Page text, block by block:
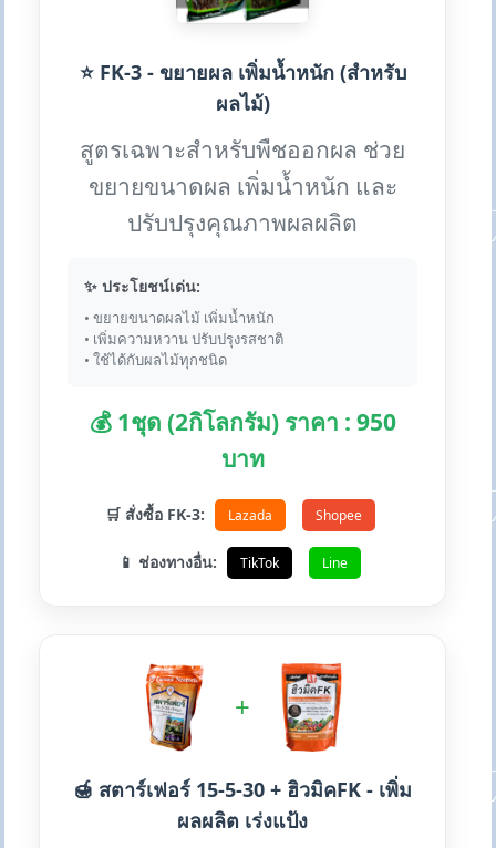
⭐ FK-3 - ขยายผล เพิ่มน้ำหนัก (สำหรับ
ผลไม้)
สูตรเฉพาะสำหรับพืชออกผล ช่วย
ขยายขนาดผล เพิ่มน้ำหนัก และ
ปรับปรุงคุณภาพผลผลิต
✨ ประโยชน์เด่น:
• ขยายขนาดผลไม้ เพิ่มน้ำหนัก
• เพิ่มความหวาน ปรับปรุงรสชาติ
• ใช้ได้กับผลไม้ทุกชนิด
💰 1ชุด (2กิโลกรัม) ราคา : 950
บาท
🛒 สั่งซื้อ FK-3: Lazada Shopee
📱 ช่องทางอื่น: TikTok Line
+
🍯 สตาร์เฟอร์ 15-5-30 + ฮิวมิคFK - เพิ่ม
ผลผลิต เร่งแป้ง